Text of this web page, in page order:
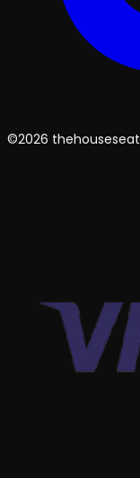
©2026 thehouseseat